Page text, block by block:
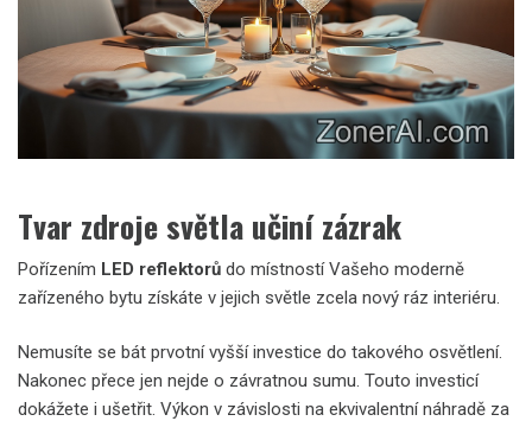
Tvar zdroje světla učiní zázrak
Pořízením LED reflektorů do místností Vašeho moderně
zařízeného bytu získáte v jejich světle zcela nový ráz interiéru.
Nemusíte se bát prvotní vyšší investice do takového osvětlení.
Nakonec přece jen nejde o závratnou sumu. Touto investicí
dokážete i ušetřit. Výkon v závislosti na ekvivalentní náhradě za